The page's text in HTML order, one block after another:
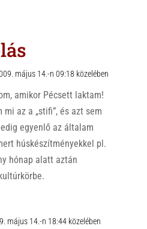
május 14.-n 09:18 közelében
amikor Pécsett laktam!
az a „stifi”, és azt sem
egyenlő az általam
húskészítményekkel pl.
hónap alatt aztán
május 14.-n 18:44 közelében